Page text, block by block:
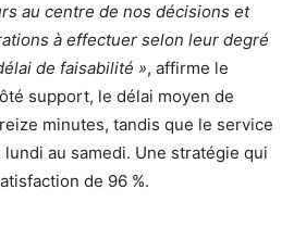
au centre de nos décisions et
à effectuer selon leur degré
de faisabilité », affirme le
support, le délai moyen de
minutes, tandis que le service
au samedi. Une stratégie qui
de 96 %.